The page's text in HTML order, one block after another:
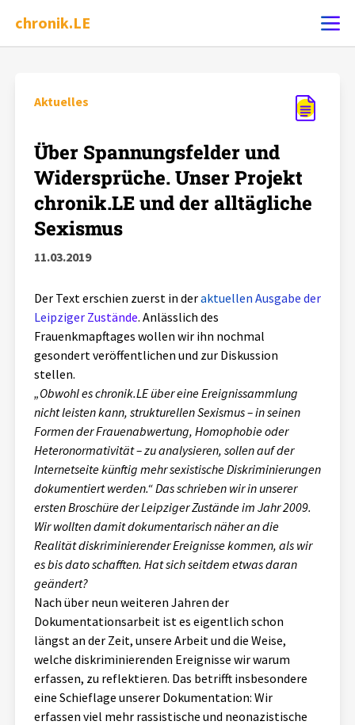
chronik.LE
Chronik
Dossiers
Leipziger Zustände
Phänomene
Aktuelles
Alle Beiträge
Veranstaltungen
Pressemitteilungen
Podcasts
Über uns
Projektbeschreibung
Kontakt
Unterstützer_innen
Spenden
chronik.LE in der Presse
Aktuelles
Über Spannungsfelder und
Widersprüche. Unser Projekt
chronik.LE und der alltägliche
Sexismus
11.03.2019
Der Text erschien zuerst in deraktuellen Ausgabe der
Leipziger Zustände. Anlässlich des
Frauenkmapftages wollen wir ihn nochmal
gesondert veröffentlichen und zur Diskussion
stellen.
„Obwohl es chronik.LE über eine Ereignissammlung
nicht leisten kann, strukturellen Sexismus – in seinen
Formen der Frauenabwertung, Homophobie oder
Heteronormativität – zu analysieren, sollen auf der
Internetseite künftig mehr sexistische Diskriminierungen
dokumentiert werden.“ Das schrieben wir in unserer
ersten Broschüre der Leipziger Zustände im Jahr 2009.
Wir wollten damit dokumentarisch näher an die
Realität diskriminierender Ereignisse kommen, als wir
es bis dato schafften. Hat sich seitdem etwas daran
geändert?
Nach über neun weiteren Jahren der
Dokumentationsarbeit ist es eigentlich schon
längst an der Zeit, unsere Arbeit und die Weise,
welche diskriminierenden Ereignisse wir warum
erfassen, zu reflektieren. Das betrifft insbesondere
eine Schieflage unserer Dokumentation: Wir
erfassen viel mehr rassistische und neonazistische